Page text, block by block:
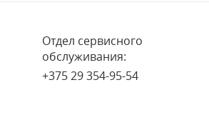
Отдел сервисного
обслуживания:
+375 29 354-95-54